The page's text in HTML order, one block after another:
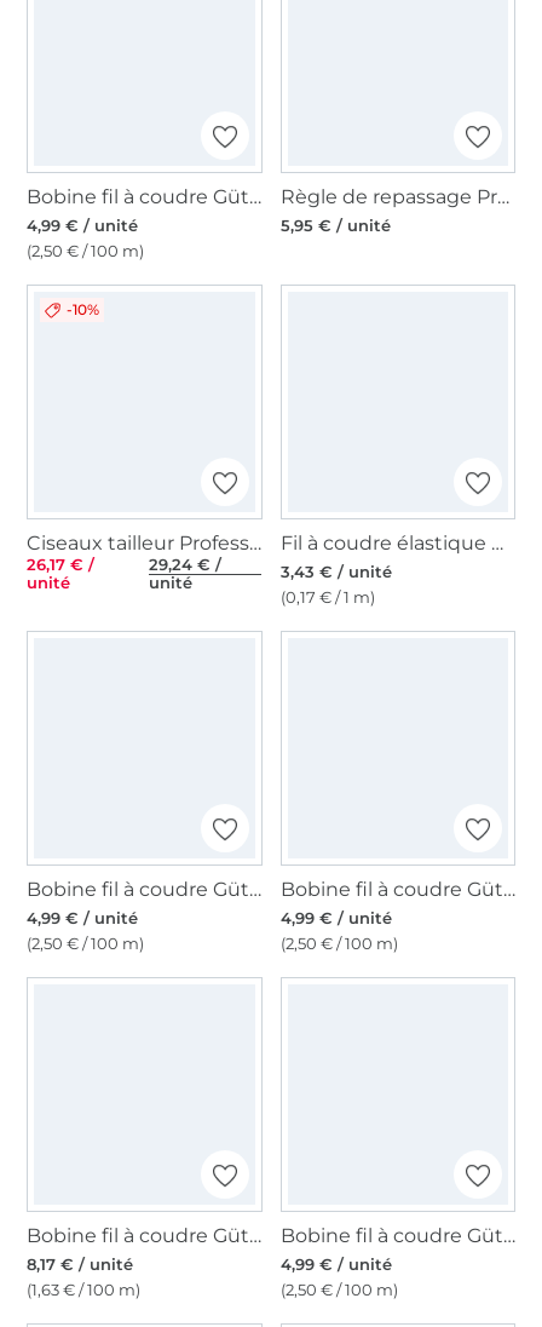
Bobine fil à coudre Gütermann 200m polyester, (112) bleu pigeon
4,99 € / unité
(2,50 € / 100 m)
Règle de repassage Prym, transparente
5,95 € / unité
-10%
Ciseaux tailleur Professional 8'' 21 cm
26,17 € /
unité
29,24 € /
unité
Fil à coudre élastique 0,5 mm blanc
3,43 € / unité
(0,17 € / 1 m)
Bobine fil à coudre Gütermann 200m polyester, (309) bleu foncé
4,99 € / unité
(2,50 € / 100 m)
Bobine fil à coudre Gütermann 200m polyester, (517) prune
4,99 € / unité
(2,50 € / 100 m)
Bobine fil à coudre Gütermann 500m polyester, (800) blanc
8,17 € / unité
(1,63 € / 100 m)
Bobine fil à coudre Gütermann 200m polyester, (227), terracotta
4,99 € / unité
(2,50 € / 100 m)